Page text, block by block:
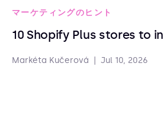
マーケティングのヒント
10 Shopify Plus stores to
Markéta Kučerová Jul 10, 2026